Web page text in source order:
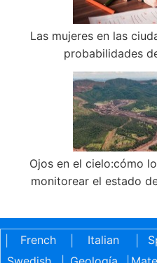
Las mujeres en las
probabilidades
Ojos en el cielo:cómo
monitorear el estado
French Italian